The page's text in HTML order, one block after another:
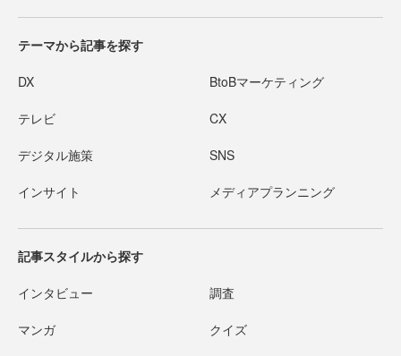
テーマから記事を探す
DX BtoBマーケティング
テレビ CX
デジタル施策 SNS
インサイト メディアプランニング
記事スタイルから探す
インタビュー 調査
マンガ クイズ